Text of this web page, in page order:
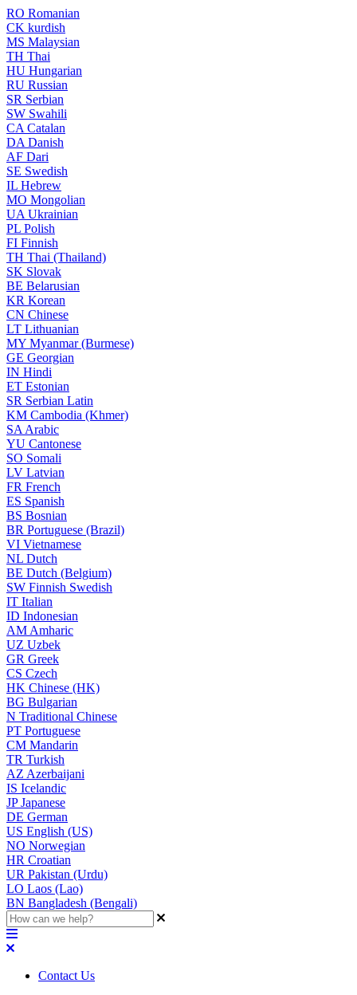
RO Romanian
CK kurdish
MS Malaysian
TH Thai
HU Hungarian
RU Russian
SR Serbian
SW Swahili
CA Catalan
DA Danish
AF Dari
SE Swedish
IL Hebrew
MO Mongolian
UA Ukrainian
PL Polish
FI Finnish
TH Thai (Thailand)
SK Slovak
BE Belarusian
KR Korean
CN Chinese
LT Lithuanian
MY Myanmar (Burmese)
GE Georgian
IN Hindi
ET Estonian
SR Serbian Latin
KM Cambodia (Khmer)
SA Arabic
YU Cantonese
SO Somali
LV Latvian
FR French
ES Spanish
BS Bosnian
BR Portuguese (Brazil)
VI Vietnamese
NL Dutch
BE Dutch (Belgium)
SW Finnish Swedish
IT Italian
ID Indonesian
AM Amharic
UZ Uzbek
GR Greek
CS Czech
HK Chinese (HK)
BG Bulgarian
N Traditional Chinese
PT Portuguese
CM Mandarin
TR Turkish
AZ Azerbaijani
IS Icelandic
JPJapanese
DE German
US English (US)
NO Norwegian
HR Croatian
UR Pakistan (Urdu)
LO Laos (Lao)
BN Bangladesh (Bengali)
Contact Us